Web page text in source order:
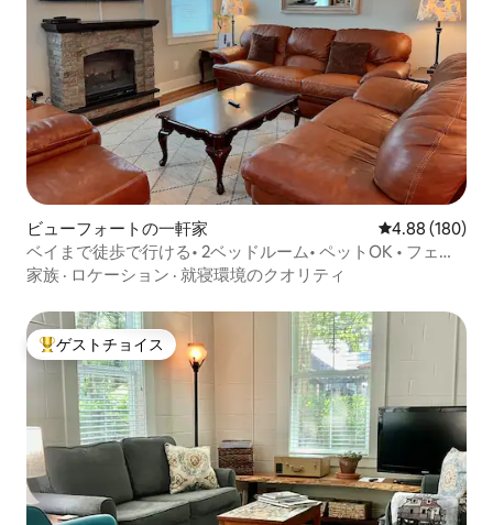
ビューフォートの一軒家 レビュー180
4.88 (180)
ベイまで徒歩で行ける• 2ベッドルーム• ペットOK • フェン
ス付きの庭
家族 · ロケーション · 就寝環境のクオリティ
大好評のゲストチョイスです。
ゲストチョイス